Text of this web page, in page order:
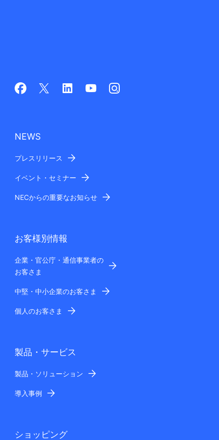
NEWS
プレスリリース
イベント・セミナー
NECからの重要なお知らせ
お客様別情報
企業・官公庁・通信事業者の
お客さま
中堅・中小企業のお客さま
個人のお客さま
製品・サービス
製品・ソリューション
導入事例
ショッピング